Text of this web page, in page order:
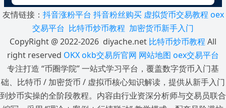
友情链接： 抖音涨粉平台 抖音粉丝购买 虚拟货币交易教程 oex
交易平台 比特币炒币教程 加密货币新手入门
CopyRight @ 2022-2026 diyache.net 比特币炒币教程 All
right reserved OKXokb交易所官网 网站地图 oex交易平台
专注打造 “币圈学院” 一站式学习平台，覆盖数字货币入门基
础、比特币 / 加密货币 / 虚拟币核心知识解读，提供从新手入门
到炒币实操的全阶段教程。内容由行业资深分析师与交易员联合